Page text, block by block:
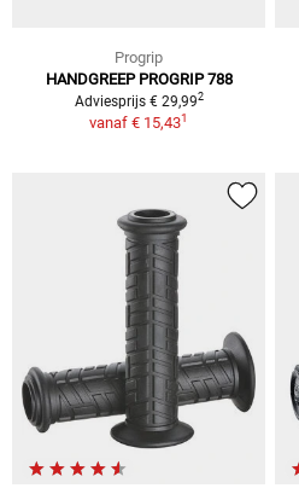
Progrip
HANDGREEP PROGRIP 788
Adviesprijs € 29,992
vanaf € 15,431